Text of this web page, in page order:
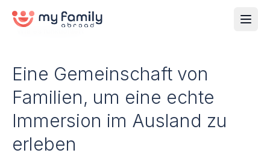
Eine Gemeinschaft von
Familien, um eine echte
Immersion im Ausland zu
erleben